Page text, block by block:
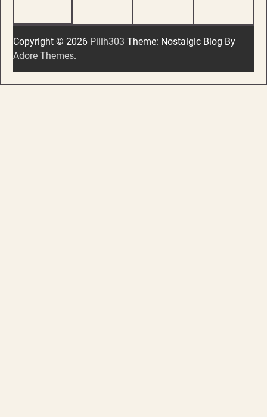
Copyright © 2026 Pilih303 Theme: Nostalgic Blog By
Adore Themes.